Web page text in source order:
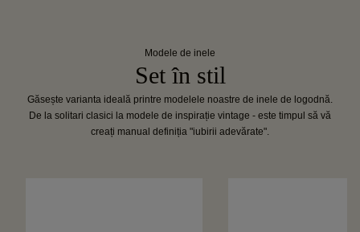
Modele de inele
Set în stil
Găsește varianta ideală printre modelele noastre de inele de logodnă.
De la solitari clasici la modele de inspirație vintage - este timpul să vă
creați manual definiția "iubirii adevărate".